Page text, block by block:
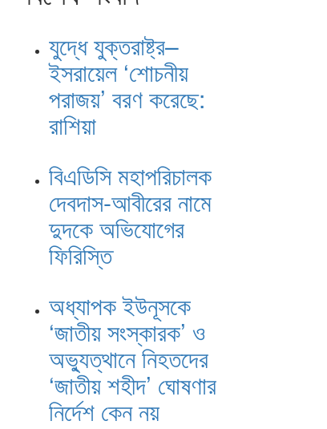
যুদ্ধে যুক্তরাষ্ট্র–
ইসরায়েল ‘শোচনীয়
পরাজয়’ বরণ করেছে:
রাশিয়া
বিএডিসি মহাপরিচালক
দেবদাস-আবীরের নামে
দুদকে অভিযোগের
ফিরিস্তি
অধ্যাপক ইউনূসকে
‘জাতীয় সংস্কারক’ ও
অভ্যুত্থানে নিহতদের
‘জাতীয় শহীদ’ ঘোষণার
নির্দেশ কেন নয়